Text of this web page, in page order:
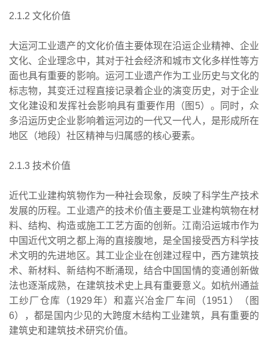
2.1.2 文化价值
大运河工业遗产的文化价值主要体现在沿运企业精神、企业
文化、企业理念中，其对于社会经济和城市文化多样性等方
面也具有重要的影响。运河工业遗产作为工业历史与文化的
标志物，其变迁过程直接记录着企业的演变历史，对于企业
文化建设和发挥社会影响具有重要作用（图5）。同时，众
多沿运历史企业影响着运河边的一代又一代人，是形成所在
地区（地段）社区精神与归属感的核心要素。
2.1.3 技术价值
近代工业建构筑物作为一种社会现象，反映了科学生产技术
发展的历程。工业遗产的技术价值主要是工业建构筑物在材
料、结构、构造或施工工艺方面的创新。江南沿运城市作为
中国近代文明之都上海的直接腹地，是全国接受西方科学技
术文明的先进地区。其工业企业在创建过程中，西方建筑技
术、新材料、新结构不断涌现，结合中国国情的变通创新做
法也逐渐成熟，在建筑技术史上具有重要意义。如杭州通益
工纱厂仓库（1929年）和嘉兴冶金厂车间（1951）（图
6），都是国内少见的大跨度木结构工业建筑，具有重要的
建筑史和建筑技术研究价值。